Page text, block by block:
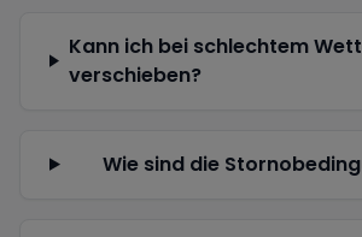
Kann ich bei schlechtem
verschieben?
Wie sind die